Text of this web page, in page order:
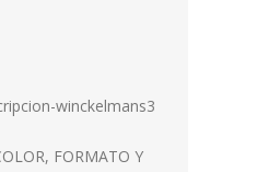
FORMATO Y